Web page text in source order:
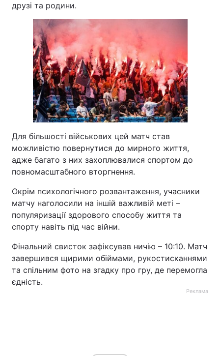
друзі та родини.
Для більшості військових цей матч став
можливістю повернутися до мирного життя,
адже багато з них захоплювалися спортом до
повномасштабного вторгнення.
Окрім психологічного розвантаження, учасники
матчу наголосили на іншій важливій меті –
популяризації здорового способу життя та
спорту навіть під час війни.
Фінальний свисток зафіксував ничію – 10:10. Матч
завершився щирими обіймами, рукостисканнями
та спільним фото на згадку про гру, де перемогла
єдність.
Реклама